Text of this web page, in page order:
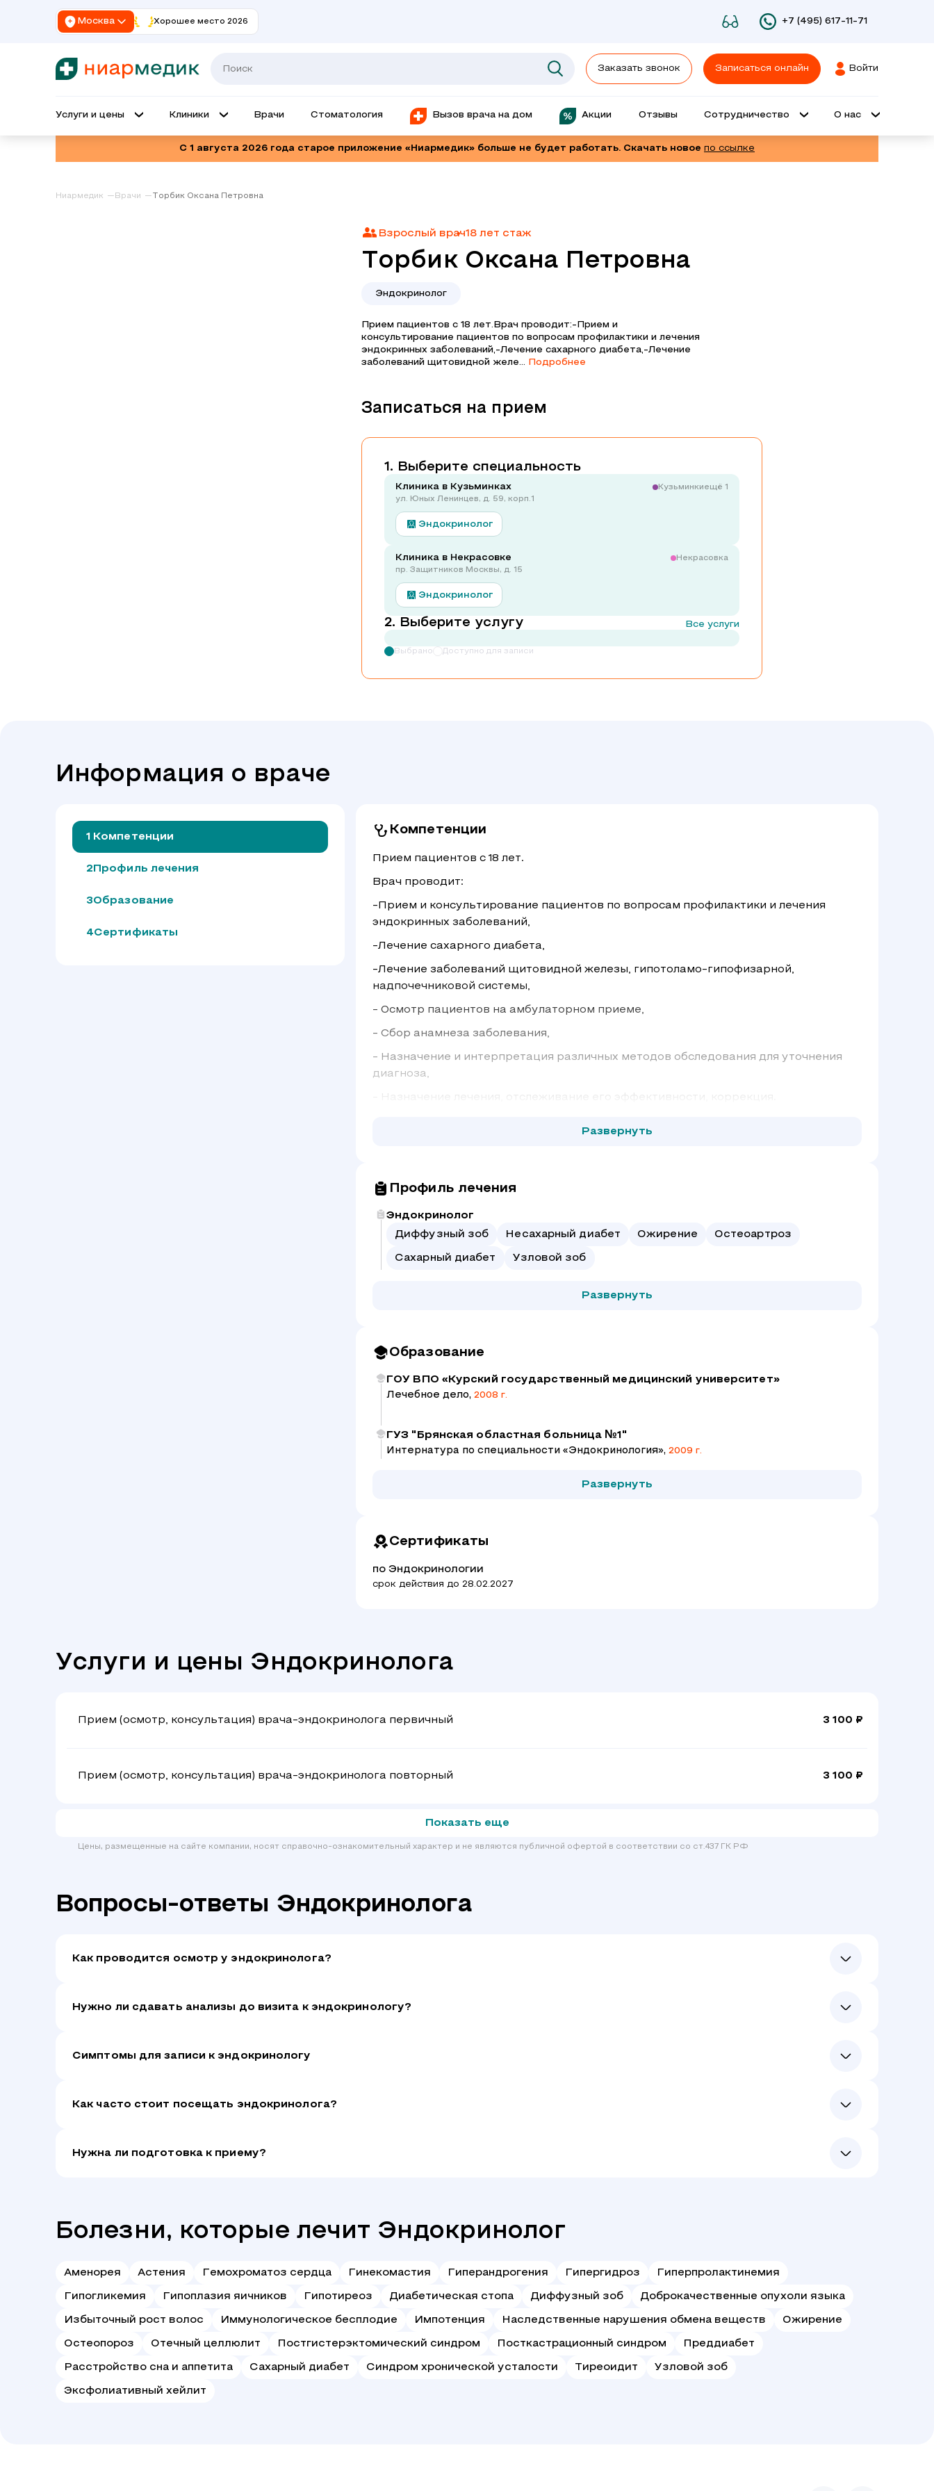
Москва Хорошее место 2026 +7 (495) 617-11-71
Заказать звонок Записаться онлайн Войти
Услуги и цены Клиники Врачи Стоматология Вызов врача на дом Акции Отзывы Сотрудничество О нас
С 1 августа 2026 года старое приложение «Ниармедик» больше не будет работать. Скачать новое по ссылке
Ниармедик Врачи Торбик Оксана Петровна
Взрослый врач18 лет стаж
Торбик Оксана Петровна
Эндокринолог
Прием пациентов с 18 лет.Врач проводит:-Прием и
консультирование пациентов по вопросам профилактики и лечения
эндокринных заболеваний,-Лечение сахарного диабета,-Лечение
заболеваний щитовидной желе...
Подробнее
Записаться на прием
Выберите специальность
Клиника в Кузьминках Кузьминки ещё 1
ул. Юных Ленинцев, д. 59, корп.1
Эндокринолог
Клиника в Некрасовке
Некрасовка
пр. Защитников Москвы, д. 15
Эндокринолог
Выберите услугу Все услуги
Выбрано Доступно для записи
Информация о враче
Компетенции
Профиль лечения
Образование
Сертификаты
Компетенции
Прием пациентов с 18 лет.
Врач проводит:
-Прием и консультирование пациентов по вопросам профилактики и лечения
эндокринных заболеваний,
-Лечение сахарного диабета,
-Лечение заболеваний щитовидной железы, гипотоламо-гипофизарной,
надпочечниковой системы,
- Осмотр пациентов на амбулаторном приеме,
- Сбор анамнеза заболевания,
- Назначение и интерпретация различных методов обследования для уточнения
диагноза,
Развернуть
Профиль лечения
Эндокринолог
Диффузный зоб
Несахарный диабет Ожирение Остеоартроз
Сахарный диабет Узловой зоб
Развернуть
Образование
ГОУ ВПО «Курский государственный медицинский университет»
Лечебное дело, 2008 г.
ГУЗ "Брянская областная больница №1"
Интернатура по специальности «Эндокринология», 2009 г.
Развернуть
Сертификаты
по Эндокринологии
срок действия до 28.02.2027
Услуги и цены Эндокринолога
Прием (осмотр, консультация) врача-эндокринолога первичный 3 100 ₽
Прием (осмотр, консультация) врача-эндокринолога повторный 3 100 ₽
Показать еще
Цены, размещенные на сайте компании, носят справочно-ознакомительный характер и не являются публичной офертой в соответствии со ст.437 ГК РФ
Вопросы-ответы Эндокринолога
Как проводится осмотр у эндокринолога?
Нужно ли сдавать анализы до визита к эндокринологу?
Симптомы для записи к эндокринологу
Как часто стоит посещать эндокринолога?
Нужна ли подготовка к приему?
Болезни, которые лечит Эндокринолог
Аменорея Астения Гемохроматоз сердца Гинекомастия Гиперандрогения Гипергидроз Гиперпролактинемия
Гипогликемия Гипоплазия яичников Гипотиреоз Диабетическая стопа Диффузный зоб Доброкачественные опухоли языка
Избыточный рост волос Иммунологическое бесплодие Импотенция Наследственные нарушения обмена веществ Ожирение
Остеопороз Отечный целлюлит Постгистерэктомический синдром Посткастрационный синдром Преддиабет
Расстройство сна и аппетита Сахарный диабет Синдром хронической усталости Тиреоидит Узловой зоб
Эксфолиативный хейлит